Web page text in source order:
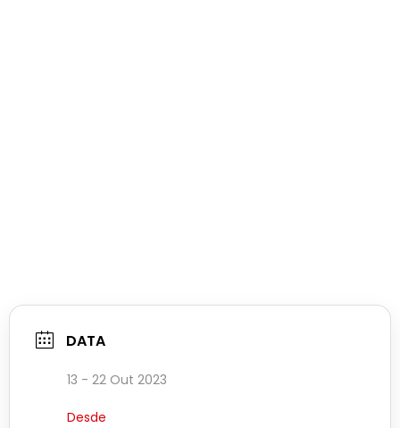
DATA
13 - 22 Out 2023
Desde